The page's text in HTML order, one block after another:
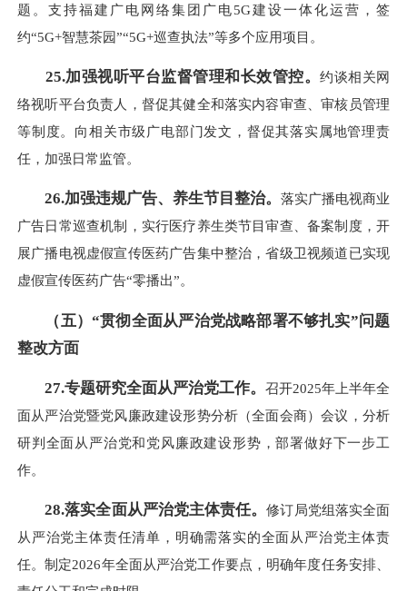
题。支持福建广电网络集团广电5G建设一体化运营，签
约“5G+智慧茶园”“5G+巡查执法”等多个应用项目。
25.加强视听平台监督管理和长效管控。约谈相关网
络视听平台负责人，督促其健全和落实内容审查、审核员管理
等制度。向相关市级广电部门发文，督促其落实属地管理责
任，加强日常监管。
26.加强违规广告、养生节目整治。 落实广播电视商业
广告日常巡查机制，实行医疗养生类节目审查、备案制度，开
展广播电视虚假宣传医药广告集中整治，省级卫视频道已实现
虚假宣传医药广告“零播出”。
（五）“贯彻全面从严治党战略部署不够扎实”问题
整改方面
27.专题研究全面从严治党工作。 召开2025年上半年全
面从严治党暨党风廉政建设形势分析（全面会商）会议，分析
研判全面从严治党和党风廉政建设形势，部署做好下一步工
作。
28.落实全面从严治党主体责任。修订局党组落实全面
从严治党主体责任清单，明确需落实的全面从严治党主体责
任。制定2026年全面从严治党工作要点，明确年度任务安排、